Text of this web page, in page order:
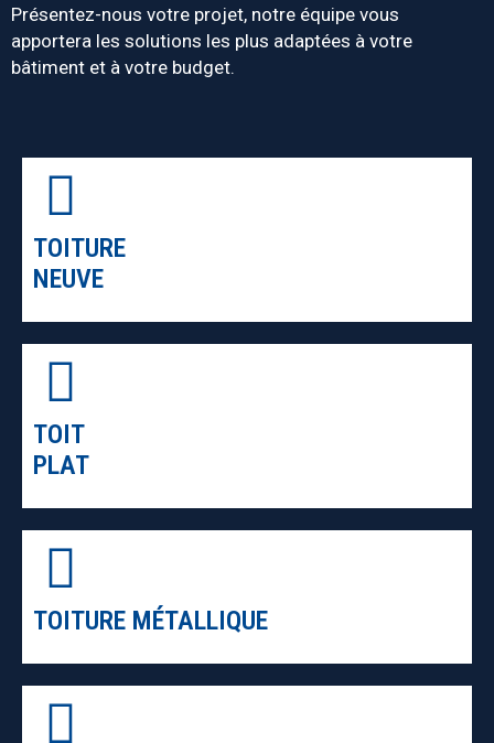
Présentez-nous votre projet, notre équipe vous
apportera les solutions les plus adaptées à votre
bâtiment et à votre budget.
TOITURE
NEUVE
TOIT
PLAT
TOITURE MÉTALLIQUE